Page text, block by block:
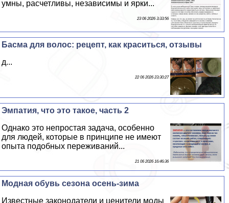
умны, расчетливы, независимы и ярки...
23 06 2026 3:33:56
Басма для волос: рецепт, как краситься, отзывы
д...
22 06 2026 23:30:27
Эмпатия, что это такое, часть 2
Однако это непростая задача, особенно
для людей, которые в принципе не имеют
опыта подобных переживаний...
21 06 2026 16:46:36
Модная обувь сезона осень-зима
Известные законодатели и ценители моды